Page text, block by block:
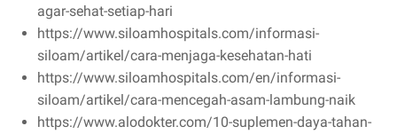
agar-sehat-setiap-hari
https://www.siloamhospitals.com/informasi-
siloam/artikel/cara-menjaga-kesehatan-hati
https://www.siloamhospitals.com/en/informasi-
siloam/artikel/cara-mencegah-asam-lambung-naik
https://www.alodokter.com/10-suplemen-daya-tahan-